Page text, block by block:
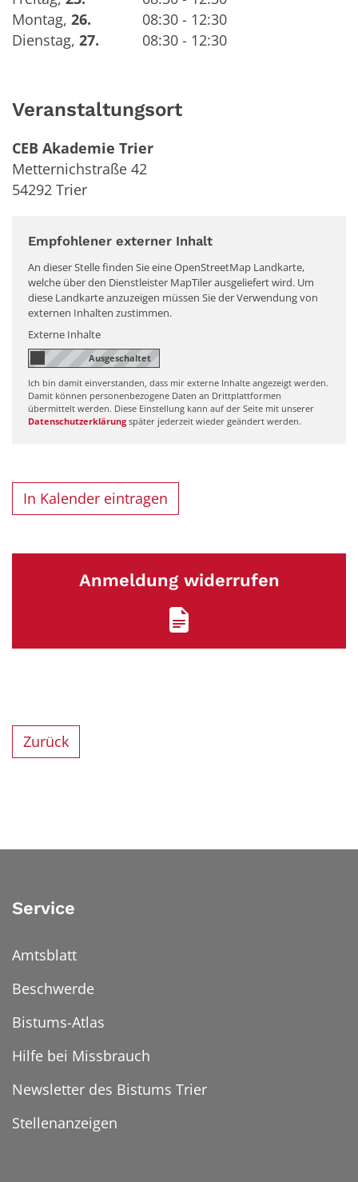
Montag, 26.
08:30 - 12:30
Dienstag, 27. 08:30 - 12:30
Veranstaltungsort
CEB Akademie Trier
Metternichstraße 42
54292 Trier
Empfohlener externer Inhalt
An dieser Stelle finden Sie eine OpenStreetMap Landkarte,
welche über den Dienstleister MapTiler ausgeliefert wird. Um
diese Landkarte anzuzeigen müssen Sie der Verwendung von
externen Inhalten zustimmen.
Externe Inhalte
Ich bin damit einverstanden, dass mir externe Inhalte angezeigt werden.
Damit können personenbezogene Daten an Drittplattformen
übermittelt werden. Diese Einstellung kann auf der Seite mit unserer
Datenschutzerklärung später jederzeit wieder geändert werden.
In Kalender eintragen
Anmeldung widerrufen
Zurück
Service
Amtsblatt
Beschwerde
Bistums-Atlas
Hilfe bei Missbrauch
Newsletter des Bistums Trier
Stellenanzeigen